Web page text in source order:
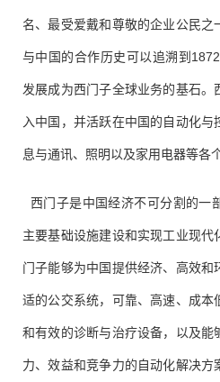
名、最受爱戴和尊敬的企业公民
与中国的合作历史可以追溯到
发展成为西门子全球业务的基石
入中国，并活跃在中国的自动化
息与通讯、照明以及家用电器等各
西门子是中国经济不可分割的一
主要基础设施建设和实现工业现
门子能够为中国提供经济、高效
适的公交系统，可靠、高速、成本
和有效的诊断与治疗设备，以及能
力、效益和竞争力的自动化解决